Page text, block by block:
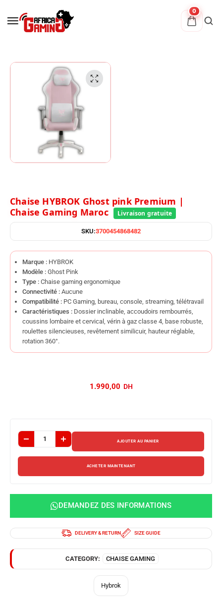
0
Chaise HYBROK Ghost pink Premium |
Chaise Gaming Maroc
SKU:3700454868482
Marque : HYBROK
Modèle : Ghost Pink
Type : Chaise gaming ergonomique
Connectivité : Aucune
Compatibilité : PC Gaming, bureau, console, streaming, télétravail
Caractéristiques : Dossier inclinable, accoudoirs rembourrés,
coussins lombaire et cervical, vérin à gaz classe 4, base robuste,
roulettes silencieuses, revêtement similicuir, hauteur réglable,
rotation 360°.
AJOUTER AU PANIER
ACHETER MAINTENANT
DEMANDEZ DES INFORMATIONS
DELIVERY & RETURN SIZE GUIDE
CATEGORY: CHAISE GAMING
Hybrok